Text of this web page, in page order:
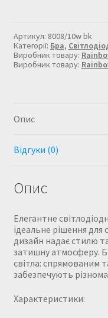
кругле,
в
чорному
кольорі.
Артикул: 8008/10w bk
Категорії: Бра,
Виробник товару:
Виробник товару:
Опис
Відгуки (0)
Опис
Елегантне
ідеальне рішення для
дизайн надає стилю
затишну атмосферу.
світла: спрямованим
забезпечують
Характеристики: